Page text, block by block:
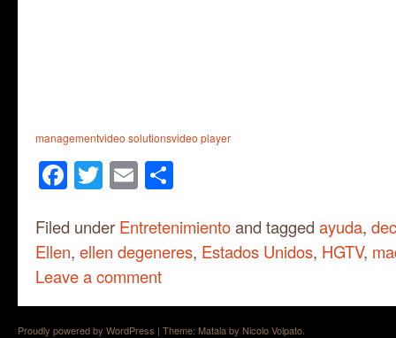
managementvideo solutionsvideo player
Facebook
Twitter
Email
Filed under Entretenimientoand tagged ayuda,
Ellen, ellen degeneres, Estados Unidos, HGTV,
Leave a comment
Proudly powered by WordPress | Theme: Matala by Nicolo Volpato